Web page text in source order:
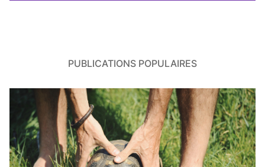
PUBLICATIONS POPULAIRES